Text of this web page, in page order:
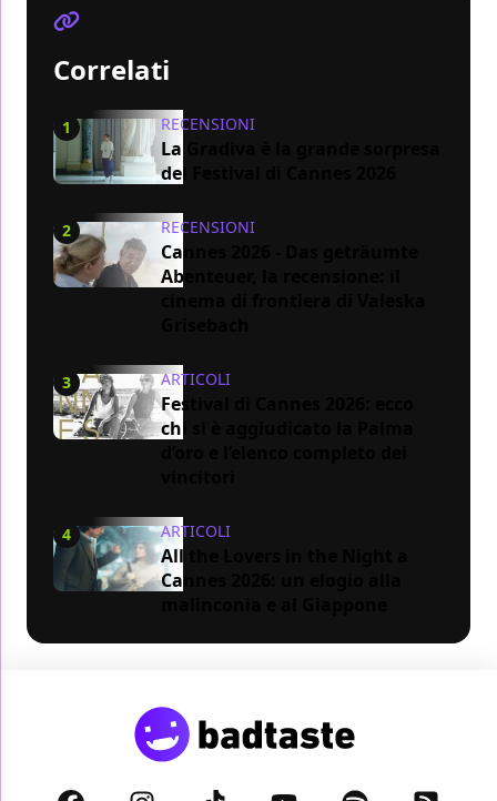
Correlati
1 RECENSIONI
La Gradiva è la grande sorpresa
del Festival di Cannes 2026
2 RECENSIONI
Cannes 2026 - Das geträumte
Abenteuer, la recensione: il
3 ARTICOLI
Festival di Cannes 2026: ecco
chi si è aggiudicato la Palma
4 ARTICOLI
All the Lovers in the Night a
Cannes 2026: un elogio alla